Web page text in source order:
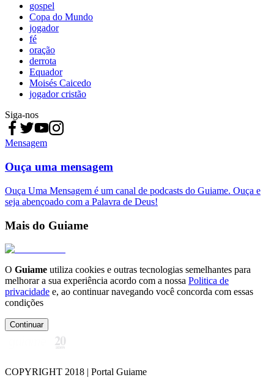
gospel
Copa do Mundo
jogador
fé
oração
derrota
Equador
Moisés Caicedo
jogador cristão
Siga-nos
Mensagem
Ouça uma mensagem
Ouça Uma Mensagem é um canal de podcasts do Guiame. Ouça e
seja abençoado com a Palavra de Deus!
Mais do Guiame
O Guiame utiliza cookies e outras tecnologias semelhantes para
melhorar a sua experiência acordo com a nossa Politica de
privacidade e, ao continuar navegando você concorda com essas
condições
Continuar
COPYRIGHT 2018 | Portal Guiame